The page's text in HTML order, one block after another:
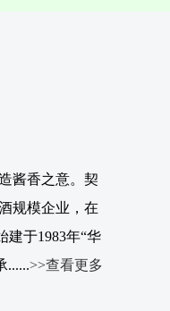
酱香之意。契
规模企业，在
建于1983年“华
......>>查看更多